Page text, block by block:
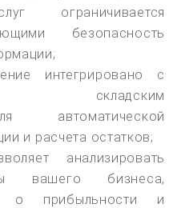
ограничивается
безопасность
интегрировано с
складским
автоматической
и расчета остатков;
анализировать
вашего бизнеса,
о прибыльности и